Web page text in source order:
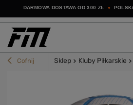
DARMOWA DOSTAWA OD 300 ZŁ
Cofnij Sklep Kluby Piłkarskie